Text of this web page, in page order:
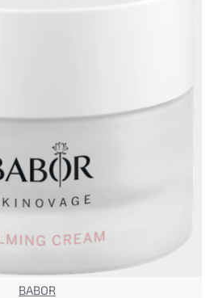
BABOR